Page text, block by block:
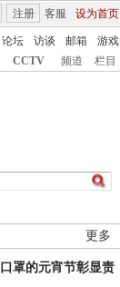
客服 设为首页
注册
论坛 访谈 邮箱
游戏
CCTV 频道 栏目
更多
罩的元宵节彰显责